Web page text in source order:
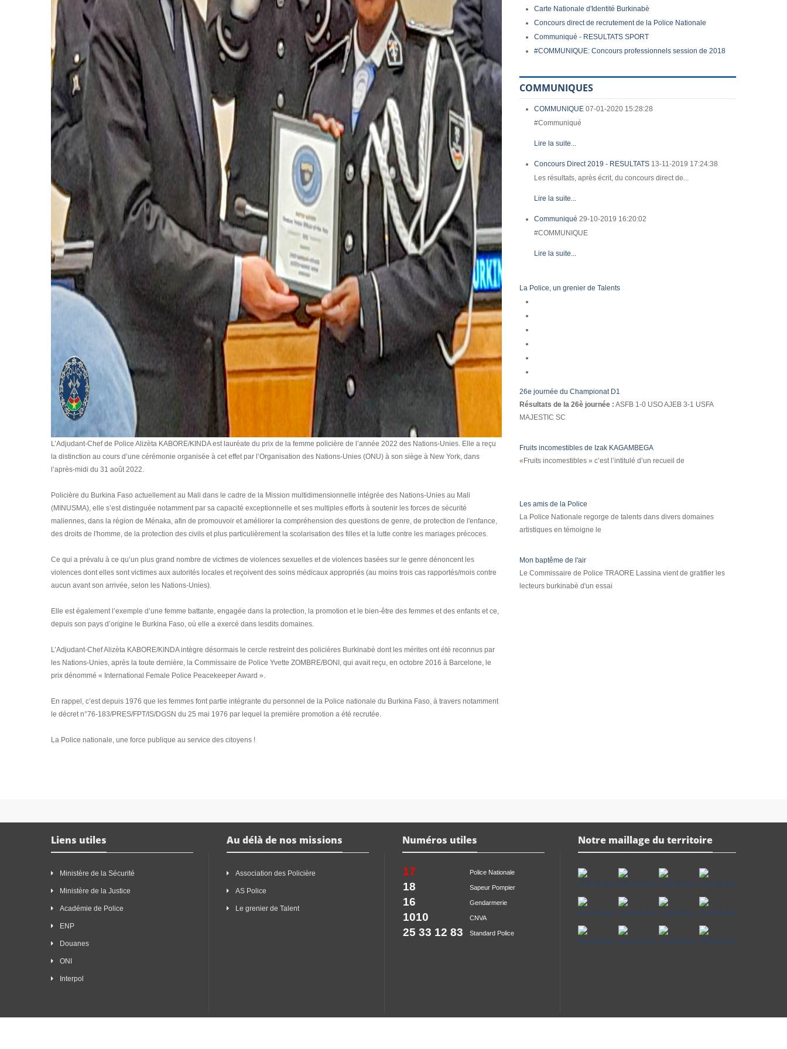
L’Adjudant-Chef de Police Alizèta KABORE/KINDA est lauréate du prix de la femme policière de l’année 2022 des Nations-Unies. Elle a reçu
la distinction au cours d’une cérémonie organisée à cet effet par l’Organisation des Nations-Unies (ONU) à son siège à New York, dans
l’après-midi du 31 août 2022.
Policière du Burkina Faso actuellement au Mali dans le cadre de la Mission multidimensionnelle intégrée des Nations-Unies au Mali
(MINUSMA), elle s’est distinguée notamment par sa capacité exceptionnelle et ses multiples efforts à soutenir les forces de sécurité
maliennes, dans la région de Ménaka, afin de promouvoir et améliorer la compréhension des questions de genre, de protection de l'enfance,
des droits de l'homme, de la protection des civils et plus particulièrement la scolarisation des filles et la lutte contre les mariages précoces.
Ce qui a prévalu à ce qu’un plus grand nombre de victimes de violences sexuelles et de violences basées sur le genre dénoncent les
violences dont elles sont victimes aux autorités locales et reçoivent des soins médicaux appropriés (au moins trois cas rapportés/mois contre
aucun avant son arrivée, selon les Nations-Unies).
Elle est également l’exemple d’une femme battante, engagée dans la protection, la promotion et le bien-être des femmes et des enfants et ce,
depuis son pays d’origine le Burkina Faso, où elle a exercé dans lesdits domaines.
L’Adjudant-Chef Alizèta KABORE/KINDA intègre désormais le cercle restreint des policières Burkinabè dont les mérites ont été reconnus par
les Nations-Unies, après la toute dernière, la Commissaire de Police Yvette ZOMBRE/BONI, qui avait reçu, en octobre 2016 à Barcelone, le
prix dénommé « International Female Police Peacekeeper Award ».
En rappel, c’est depuis 1976 que les femmes font partie intégrante du personnel de la Police nationale du Burkina Faso, à travers notamment
le décret n°76-183/PRES/FPT/IS/DGSN du 25 mai 1976 par lequel la première promotion a été recrutée.
La Police nationale, une force publique au service des citoyens !
Carte Nationale d'Identité Burkinabè
Concours direct de recrutement de la Police Nationale
Communiqué - RESULTATS SPORT
#COMMUNIQUE: Concours professionnels session de 2018
COMMUNIQUES
COMMUNIQUE 07-01-2020 15:28:28
#Communiqué
Lire la suite...
Concours Direct 2019 - RESULTATS 13-11-2019 17:24:38
Les résultats, après écrit, du concours direct de...
Lire la suite...
Communiqué 29-10-2019 16:20:02
#COMMUNIQUE
Lire la suite...
La Police, un grenier de Talents
26e journée du Championat D1
Résultats de la 26è journée : ASFB 1-0 USO AJEB 3-1 USFA
MAJESTIC SC
Fruits incomestibles de Izak KAGAMBEGA
«Fruits incomestibles » c’est l’intitulé d’un recueil de
Les amis de la Police
La Police Nationale regorge de talents dans divers domaines
artistiques en témoigne le
Mon baptême de l'air
Le Commissaire de Police TRAORE Lassina vient de gratifier les
lecteurs burkinabè d'un essai
Liens utiles
Ministère de la Sécurité
Ministère de la Justice
Académie de Police
ENP
Douanes
ONI
Interpol
Au délà de nos missions
Association des Policière
AS Police
Le grenier de Talent
Numéros utiles
17 Police Nationale
18 Sapeur Pompier
16 Gendarmerie
1010 CNVA
25 33 12 83 Standard Police
Notre maillage du territoire